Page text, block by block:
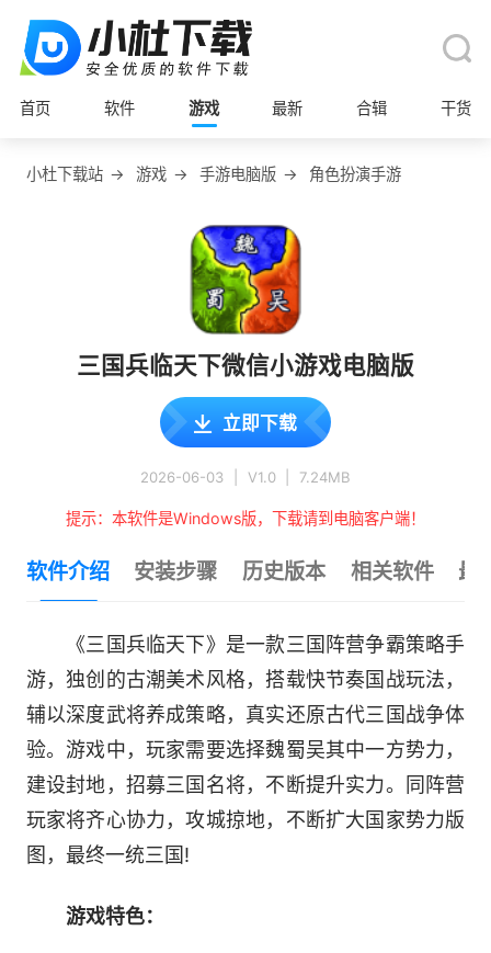
首页 软件 游戏 最新 合辑 干货
小杜下载站 → 游戏 → 手游电脑版 → 角色扮演手游
三国兵临天下微信小游戏电脑版
立即下载
2026-06-03 V1.0 7.24MB
提示：本软件是Windows版，下载请到电脑客户端！
软件介绍 安装步骤 历史版本 相关软件 最
《三国兵临天下》是一款三国阵营争霸策略手
游，独创的古潮美术风格，搭载快节奏国战玩法，
辅以深度武将养成策略，真实还原古代三国战争体
验。游戏中，玩家需要选择魏蜀吴其中一方势力，
建设封地，招募三国名将，不断提升实力。同阵营
玩家将齐心协力，攻城掠地，不断扩大国家势力版
图，最终一统三国!
游戏特色：